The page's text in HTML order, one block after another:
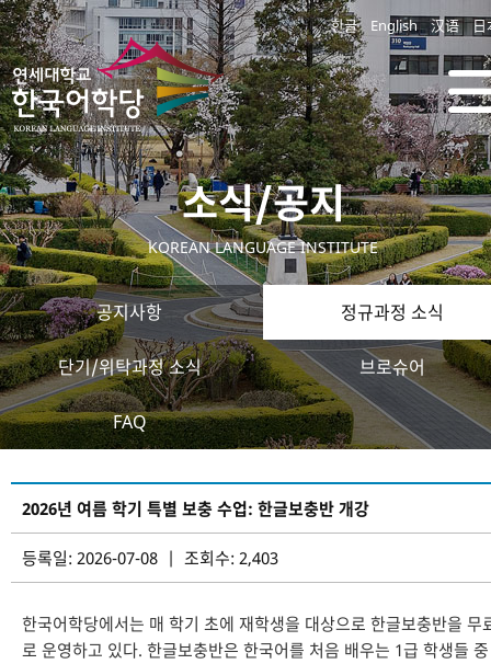
한글 English 汉语 日
소식/공지
KOREAN LANGUAGE INSTITUTE
공지사항 정규과정 소식
단기/위탁과정 소식 브로슈어
FAQ
2026년 여름 학기 특별 보충 수업: 한글보충반 개강
등록일: 2026-07-08 | 조회수: 2,403
한국어학당에서는 매 학기 초에 재학생을 대상으로 한글보충반을 무
로 운영하고 있다. 한글보충반은 한국어를 처음 배우는 1급 학생들 중